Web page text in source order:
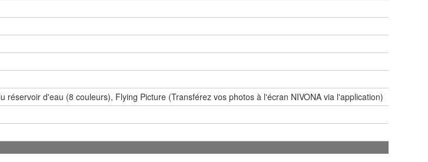
réservoir d'eau (8 couleurs), Flying Picture (Transférez vos photos à l'écran NIVONA via l'application)